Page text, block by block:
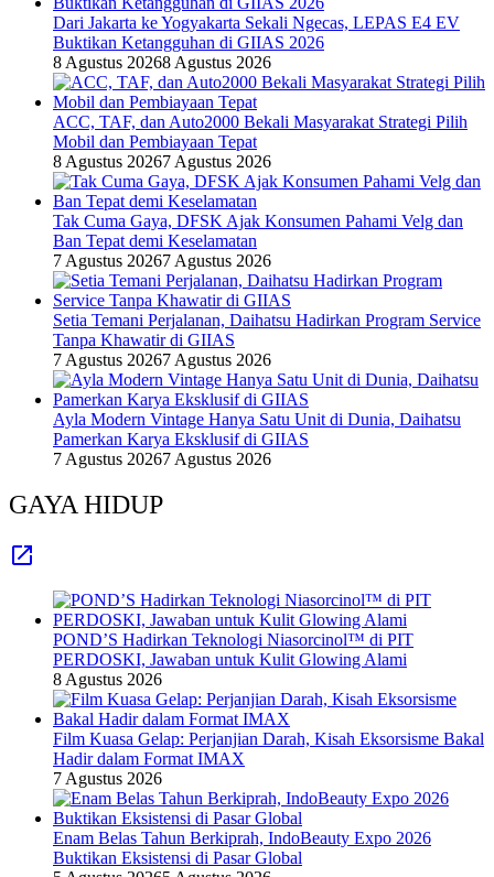
Dari Jakarta ke Yogyakarta Sekali Ngecas, LEPAS E4 EV
Buktikan Ketangguhan di GIIAS 2026
8 Agustus 20268 Agustus 2026
ACC, TAF, dan Auto2000 Bekali Masyarakat Strategi Pilih
Mobil dan Pembiayaan Tepat
8 Agustus 20267 Agustus 2026
Tak Cuma Gaya, DFSK Ajak Konsumen Pahami Velg dan
Ban Tepat demi Keselamatan
7 Agustus 20267 Agustus 2026
Setia Temani Perjalanan, Daihatsu Hadirkan Program Service
Tanpa Khawatir di GIIAS
7 Agustus 20267 Agustus 2026
Ayla Modern Vintage Hanya Satu Unit di Dunia, Daihatsu
Pamerkan Karya Eksklusif di GIIAS
7 Agustus 20267 Agustus 2026
GAYA HIDUP
POND’S Hadirkan Teknologi Niasorcinol™ di PIT
PERDOSKI, Jawaban untuk Kulit Glowing Alami
8 Agustus 2026
Film Kuasa Gelap: Perjanjian Darah, Kisah Eksorsisme Bakal
Hadir dalam Format IMAX
7 Agustus 2026
Enam Belas Tahun Berkiprah, IndoBeauty Expo 2026
Buktikan Eksistensi di Pasar Global